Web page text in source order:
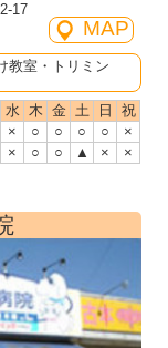
17
MAP
教室・トリミン
水 木 金 土 日
祝
× ○ ○ ○ ○
×
× ○ ○ ▲ ×
×